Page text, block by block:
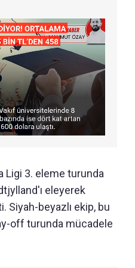
Ligi 3. eleme turunda
eleyerek
Siyah-beyazlı ekip, bu
off turunda mücadele